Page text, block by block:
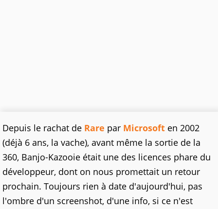
Depuis le rachat de Rare par Microsoft en 2002
(déjà 6 ans, la vache), avant même la sortie de la
360, Banjo-Kazooie était une des licences phare du
développeur, dont on nous promettait un retour
prochain. Toujours rien à date d'aujourd'hui, pas
l'ombre d'un screenshot, d'une info, si ce n'est